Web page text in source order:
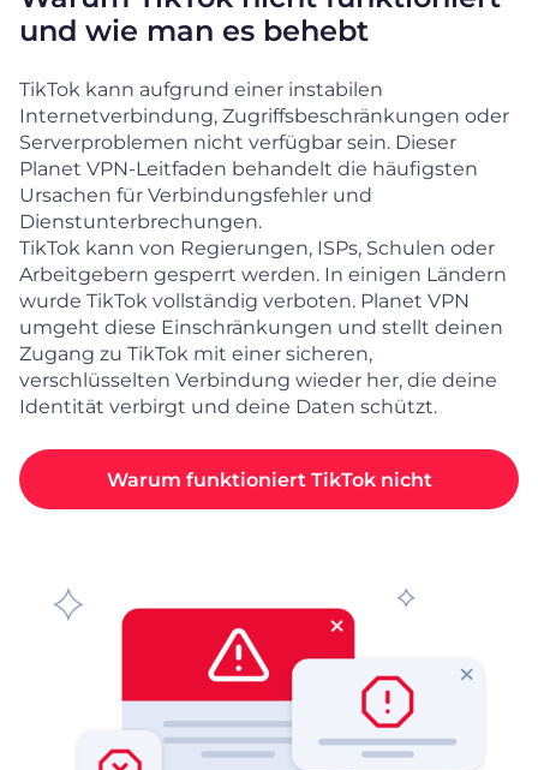
und wie man es behebt
TikTok kann aufgrund einer instabilen
Internetverbindung, Zugriffsbeschränkungen oder
Serverproblemen nicht verfügbar sein. Dieser
Planet VPN-Leitfaden behandelt die häufigsten
Ursachen für Verbindungsfehler und
Dienstunterbrechungen.
TikTok kann von Regierungen, ISPs, Schulen oder
Arbeitgebern gesperrt werden. In einigen Ländern
wurde TikTok vollständig verboten. Planet VPN
umgeht diese Einschränkungen und stellt deinen
Zugang zu TikTok mit einer sicheren,
verschlüsselten Verbindung wieder her, die deine
Identität verbirgt und deine Daten schützt.
Warum funktioniert TikTok nicht